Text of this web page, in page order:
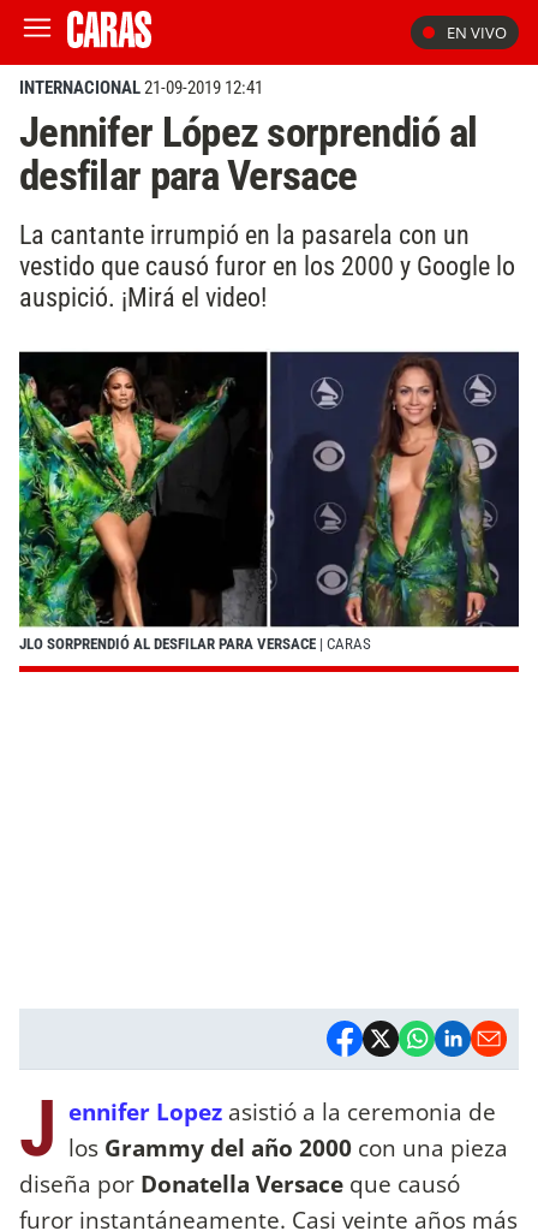
EN VIVO
INTERNACIONAL21-09-2019 12:41
Jennifer López sorprendió al
desfilar para Versace
La cantante irrumpió en la pasarela con un
vestido que causó furor en los 2000 y Google lo
auspició. ¡Mirá el video!
JLO SORPRENDIÓ AL DESFILAR PARA VERSACE | CARAS
J ennifer Lopez asistió a la ceremonia de
los Grammy del año 2000 con una pieza
diseña por Donatella Versace que causó
furor instantáneamente. Casi veinte años más